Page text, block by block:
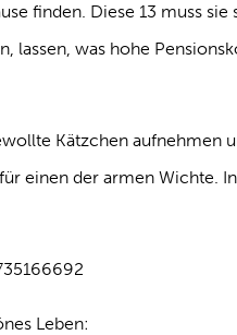
finden. Diese 13 muss sie
was hohe
Kätzchen aufnehmen
einen der armen Wichte.
Leben: